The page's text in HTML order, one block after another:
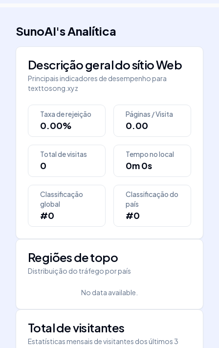
SunoAI'sAnalítica
Descrição geral do sítio Web
Principais indicadores de desempenho para
texttosong.xyz
Taxa de rejeição
0.00%
Páginas / Visita
0.00
Total de visitas
0
Tempo no local
0m 0s
Classificação
global
#0
Classificação do
país
#0
Regiões de topo
Distribuição do tráfego por país
No data available.
Total de visitantes
Estatísticas mensais de visitantes dos últimos 3